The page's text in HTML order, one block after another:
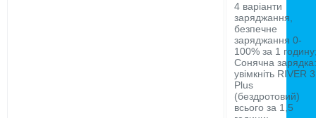
4 варіанти
заряджання,
безпечне
заряджання 0-
100% за 1
Сонячна зарядка:
увімкніть RIVER 3
Plus
(бездротовий)
всього за 1,5